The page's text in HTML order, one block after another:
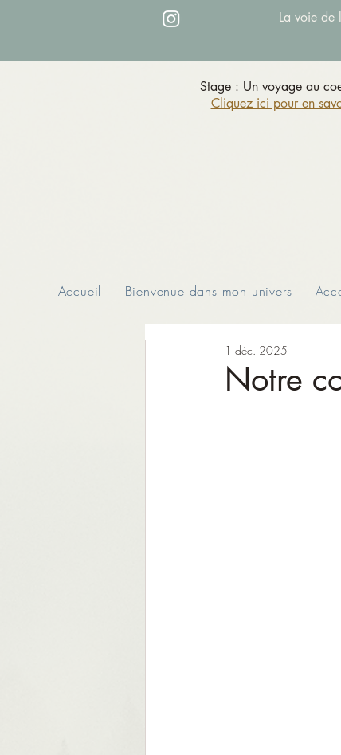
La voie de
Stage : Un voyage au
Cliquez ici pour en
Accueil Bienvenue dans mon univers
Notre
1 déc. 2025